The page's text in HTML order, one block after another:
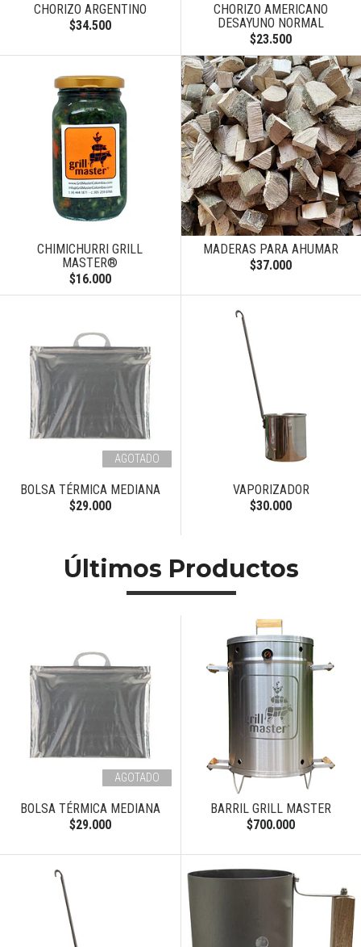
CHORIZO ARGENTINO
$34.500
CHORIZO AMERICANO
DESAYUNO NORMAL
$23.500
CHIMICHURRI GRILL
MASTER®
$16.000
MADERAS PARA AHUMAR
$37.000
AGOTADO
BOLSA TÉRMICA MEDIANA
$29.000
VAPORIZADOR
$30.000
Últimos Productos
AGOTADO
BOLSA TÉRMICA MEDIANA
$29.000
BARRIL GRILL MASTER
$700.000